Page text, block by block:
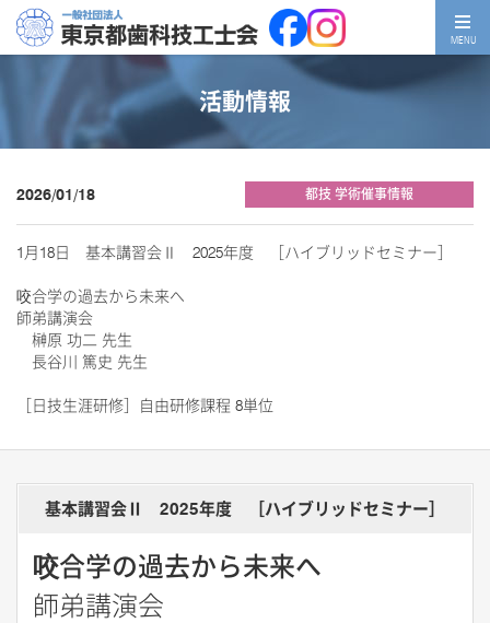
MENU
活動情報
2026/01/18 都技 学術催事情報
1月18日 基本講習会Ⅱ 2025年度 ［ハイブリッドセミナー］
咬合学の過去から未来へ
師弟講演会
榊原 功二 先生
長谷川 篤史 先生
［日技生涯研修］自由研修課程 8単位
基本講習会Ⅱ 2025年度 ［ハイブリッドセミナー］
咬合学の過去から未来へ
師弟講演会